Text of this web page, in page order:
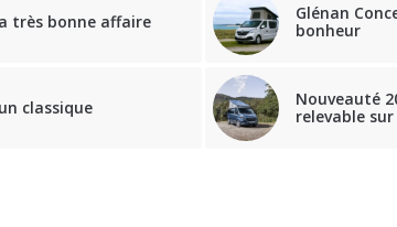
très bonne affaire
Glénan
bonheur
classique
Nouveauté
relevable